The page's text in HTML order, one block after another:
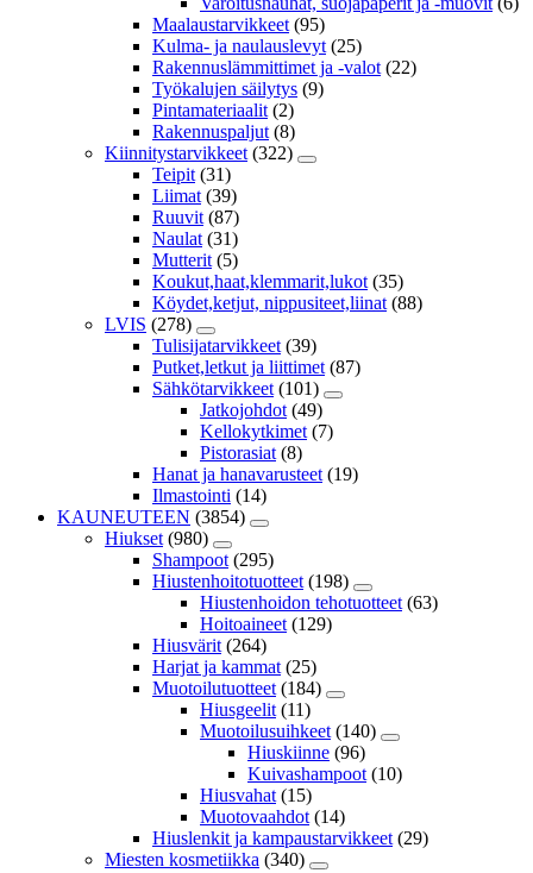
Maalaustarvikkeet (95)
Kulma- ja naulauslevyt (25)
Rakennuslämmittimet ja -valot (22)
Työkalujen säilytys (9)
Pintamateriaalit (2)
Rakennuspaljut (8)
Kiinnitystarvikkeet (322)
Teipit (31)
Liimat (39)
Ruuvit (87)
Naulat (31)
Mutterit (5)
Koukut,haat,klemmarit,lukot (35)
Köydet,ketjut, nippusiteet,liinat (88)
LVIS (278)
Tulisijatarvikkeet (39)
Putket,letkut ja liittimet (87)
Sähkötarvikkeet (101)
Jatkojohdot (49)
Kellokytkimet (7)
Pistorasiat (8)
Hanat ja hanavarusteet (19)
Ilmastointi (14)
KAUNEUTEEN (3854)
Hiukset (980)
Shampoot (295)
Hiustenhoitotuotteet (198)
Hiustenhoidon tehotuotteet (63)
Hoitoaineet (129)
Hiusvärit (264)
Harjat ja kammat (25)
Muotoilutuotteet (184)
Hiusgeelit (11)
Muotoilusuihkeet (140)
Hiuskiinne (96)
Kuivashampoot (10)
Hiusvahat (15)
Muotovaahdot (14)
Hiuslenkit ja kampaustarvikkeet (29)
Miesten kosmetiikka (340)